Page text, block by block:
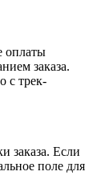
оплаты
заказа.
с трек-
заказа. Если
поле для